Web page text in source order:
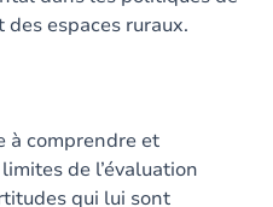
espaces ruraux.
à comprendre et
de l’évaluation
qui lui sont